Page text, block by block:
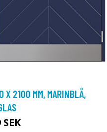
X 2100 MM, MARINBLÅ,